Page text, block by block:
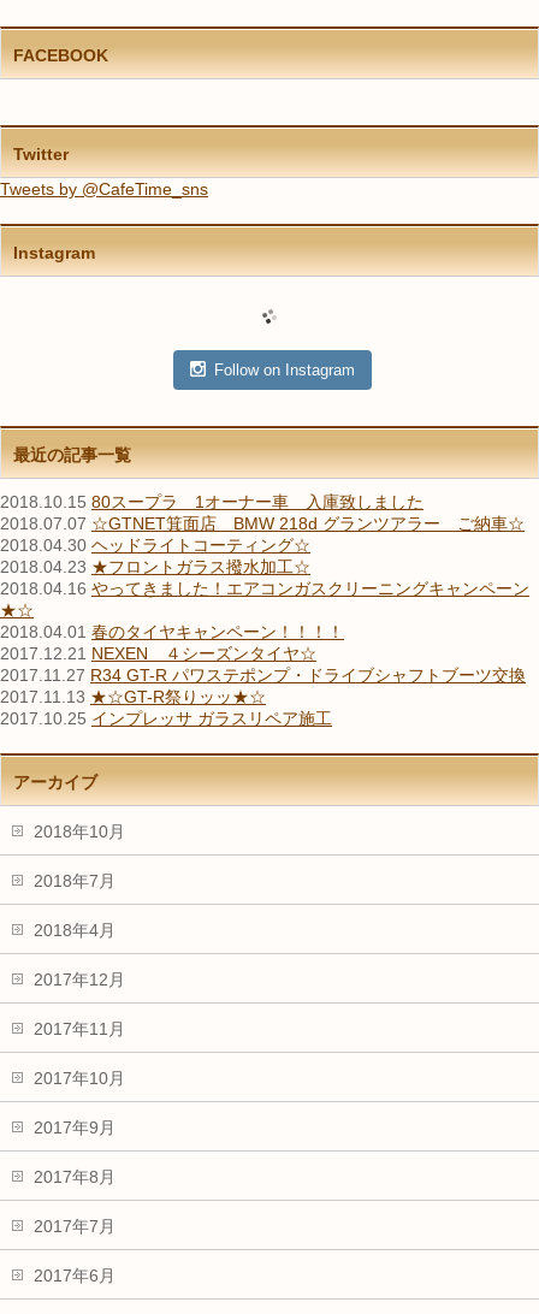
FACEBOOK
Twitter
Tweets by @CafeTime_sns
Instagram
Follow on Instagram
最近の記事一覧
2018.10.15 80スープラ 1オーナー車 入庫致しました
2018.07.07 ☆GTNET箕面店 BMW 218d グランツアラー ご納車☆
2018.04.30 ヘッドライトコーティング☆
2018.04.23 ★フロントガラス撥水加工☆
2018.04.16 やってきました！エアコンガスクリーニングキャンペーン
★☆
2018.04.01 春のタイヤキャンペーン！！！！
2017.12.21 NEXEN ４シーズンタイヤ☆
2017.11.27 R34 GT-R パワステポンプ・ドライブシャフトブーツ交換
2017.11.13 ★☆GT-R祭りッッ★☆
2017.10.25 インプレッサ ガラスリペア施工
アーカイブ
2018年10月
2018年7月
2018年4月
2017年12月
2017年11月
2017年10月
2017年9月
2017年8月
2017年7月
2017年6月